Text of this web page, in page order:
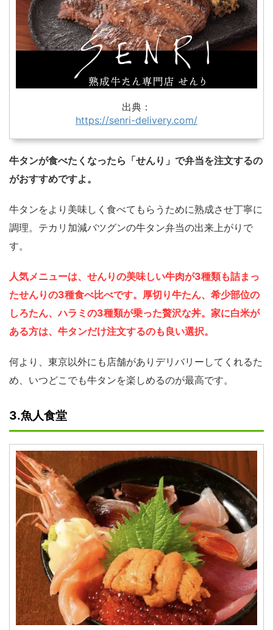
出典：
https://senri-delivery.com/
牛タンが食べたくなったら「せんり」で弁当を注文するの
がおすすめですよ。
牛タンをより美味しく食べてもらうために熟成させ丁寧に
調理。テカリ加減バツグンの牛タン弁当の出来上がりで
す。
人気メニューは、せんりの美味しい牛肉が3種類も詰まっ
たせんりの3種食べ比べです。厚切り牛たん、希少部位の
しろたん、ハラミの3種類が乗った贅沢な丼。家に白米が
ある方は、牛タンだけ注文するのも良い選択。
何より、東京以外にも店舗がありデリバリーしてくれるた
め、いつどこでも牛タンを楽しめるのが最高です。
3.魚人食堂